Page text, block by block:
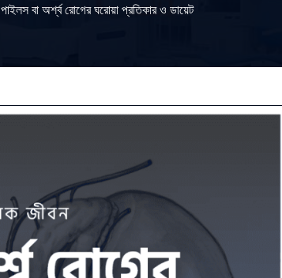
পাইলস বা অর্শ্ব রোগের ঘরোয়া প্রতিকার ও ডায়েট